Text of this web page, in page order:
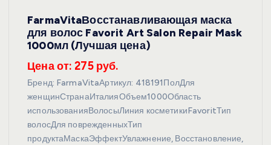
FarmaVitaВосстанавливающая маска
для волос Favorit Art Salon Repair Mask
1000мл (Лучшая цена)
Цена от: 275 руб.
Бренд: FarmaVitaАртикул: 418191ПолДля
женщинСтранаИталияОбъем1000Область
использованияВолосыЛиния косметикиFavoritТип
волосДля поврежденныхТип
продуктаМаскаЭффектУвлажнение, Восстановление,